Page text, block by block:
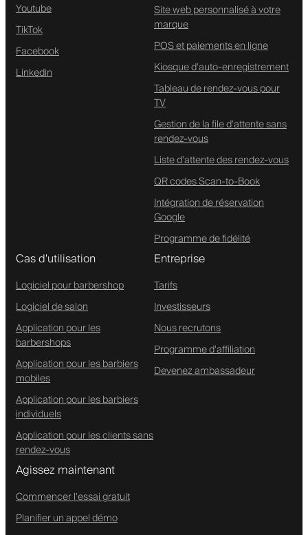
Youtube
TikTok
Facebook
Linkedin
Site web personnalisé à votre
marque
POS et paiements en ligne
Kiosque d'auto-enregistrement
Tableau de rendez-vous pour
TV
Gestion de la file d'attente sans
rendez-vous
Liste d'attente des rendez-vous
QR codes Scan-to-Book
Intégration de réservation
Google
Programme de fidélité
Cas d'utilisation
Logiciel pour barbershop
Logiciel de salon
Application pour les
barbershops
Application pour les barbiers
mobiles
Application pour les barbiers
individuels
Application pour les clients sans
rendez-vous
Entreprise
Tarifs
Investisseurs
Nous recrutons
Programme d'affiliation
Devenez ambassadeur
Agissez maintenant
Commencer l'essai gratuit
Planifier un appel démo